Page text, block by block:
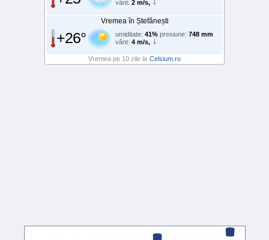
vânt: 2 m/s,
Vremea în Ștefănești
+26° umiditate: 41% presiune: 748 mm
vânt: 4 m/s,
Vremea pe 10 zile la Celsium.ro